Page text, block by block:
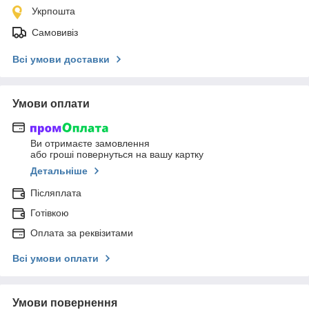
Укрпошта
Самовивіз
Всі умови доставки
Умови оплати
Ви отримаєте замовлення
або гроші повернуться на вашу картку
Детальніше
Післяплата
Готівкою
Оплата за реквізитами
Всі умови оплати
Умови повернення